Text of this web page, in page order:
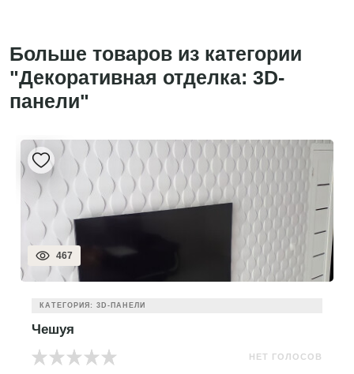
Больше товаров из категории
"Декоративная отделка: 3D-
панели"
467
КАТЕГОРИЯ: 3D-ПАНЕЛИ
Чешуя
НЕТ ГОЛОСОВ